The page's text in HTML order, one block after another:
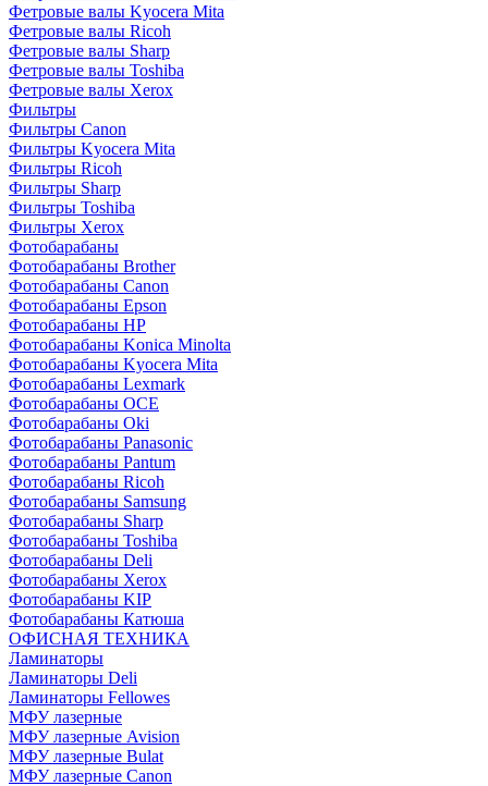
Фетровые валы Kyocera Mita
Фетровые валы Ricoh
Фетровые валы Sharp
Фетровые валы Toshiba
Фетровые валы Xerox
Фильтры
Фильтры Canon
Фильтры Kyocera Mita
Фильтры Ricoh
Фильтры Sharp
Фильтры Toshiba
Фильтры Xerox
Фотобарабаны
Фотобарабаны Brother
Фотобарабаны Canon
Фотобарабаны Epson
Фотобарабаны HP
Фотобарабаны Konica Minolta
Фотобарабаны Kyocera Mita
Фотобарабаны Lexmark
Фотобарабаны OCE
Фотобарабаны Oki
Фотобарабаны Panasonic
Фотобарабаны Pantum
Фотобарабаны Ricoh
Фотобарабаны Samsung
Фотобарабаны Sharp
Фотобарабаны Toshiba
Фотобарабаны Deli
Фотобарабаны Xerox
Фотобарабаны KIP
Фотобарабаны Катюша
ОФИСНАЯ ТЕХНИКА
Ламинаторы
Ламинаторы Deli
Ламинаторы Fellowes
МФУ лазерные
МФУ лазерные Avision
МФУ лазерные Bulat
МФУ лазерные Canon